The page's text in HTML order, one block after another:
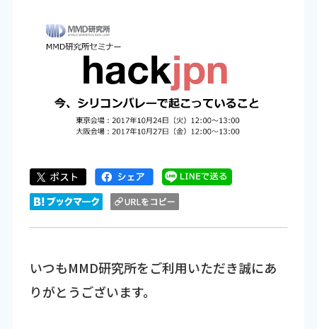
いつもMMD研究所をご利用いただき誠にあ
りがとうございます。